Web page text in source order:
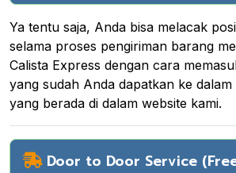
Ya tentu saja, Anda bisa melacak
selama proses pengiriman barang
Calista Express dengan cara
yang sudah Anda dapatkan ke
yang berada di dalam website kami.
Door to Door Service